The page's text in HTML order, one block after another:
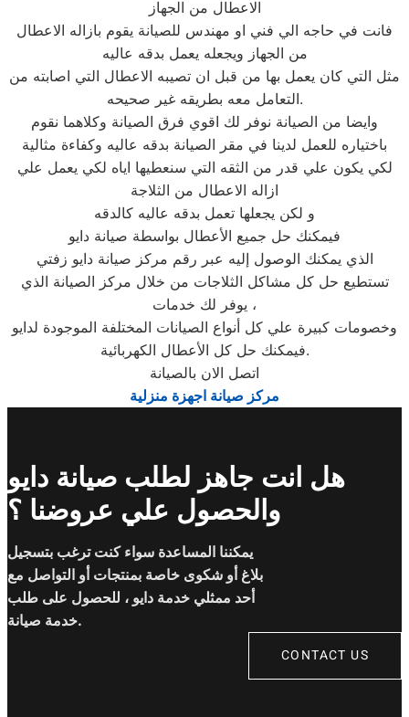
الاعطال من الجهاز
فانت في حاجه الي فني او مهندس للصيانة يقوم بازاله الاعطال
من الجهاز ويجعله يعمل بدقه عاليه
مثل التي كان يعمل بها من قبل ان تصيبه الاعطال التي اصابته من
التعامل معه بطريقه غير صحيحه.
وايضا من الصيانة نوفر لك اقوي فرق الصيانة وكلاهما نقوم
باختياره للعمل لدينا في مقر الصيانة بدقه عاليه وكفاءة مثالية
لكي يكون علي قدر من الثقه التي سنعطيها اياه لكي يعمل علي
ازاله الاعطال من الثلاجة
و لكن يجعلها تعمل بدقه عاليه كالدقه
فيمكنك حل جميع الأعطال بواسطة صيانة دايو
الذي يمكنك الوصول إليه عبر رقم مركز صيانة دايو زفتي
تستطيع حل كل مشاكل الثلاجات من خلال مركز الصيانة الذي
يوفر لك خدمات ،
وخصومات كبيرة علي كل أنواع الصيانات المختلفة الموجودة لدايو
فيمكنك حل كل الأعطال الكهربائية.
اتصل الان بالصيانة
مركز صيانة اجهزة منزلية
هل انت جاهز لطلب صيانة دايو
والحصول علي عروضنا ؟
يمكننا المساعدة سواء كنت ترغب بتسجيل
بلاغ أو شكوى خاصة بمنتجات أو التواصل مع
أحد ممثلي خدمة دايو ، للحصول على طلب
خدمة صيانة.
CONTACT US